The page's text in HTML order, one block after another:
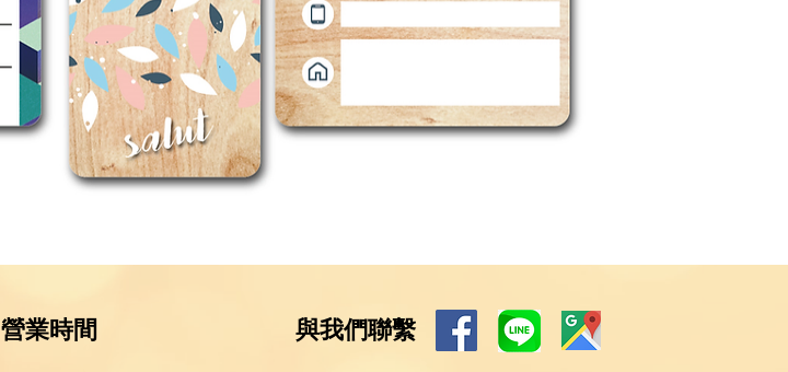
營業時間 與我們聯繫